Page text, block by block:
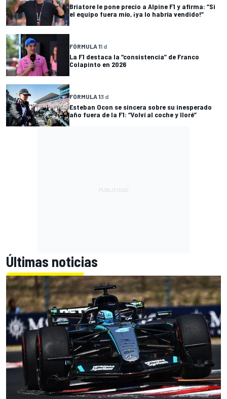
Briatore le pone precio a Alpine F1 y afirma: “Si
el equipo fuera mío, ¡ya lo habría vendido!”
FÓRMULA 11 d
La F1 destaca la “consistencia” de Franco
Colapinto en 2026
FÓRMULA 13 d
Esteban Ocon se sincera sobre su inesperado
año fuera de la F1: “Volví al coche y lloré”
Últimas noticias